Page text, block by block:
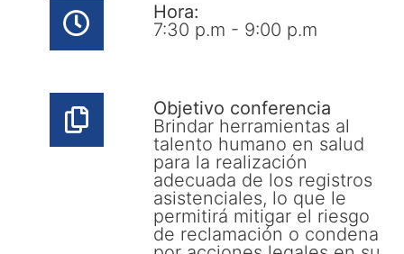
Hora:
7:30 p.m - 9:00 p.m
Objetivo conferencia
Brindar herramientas al
talento humano en salud
para la realización
adecuada de los registros
asistenciales, lo que le
permitirá mitigar el riesgo
de reclamación o condena